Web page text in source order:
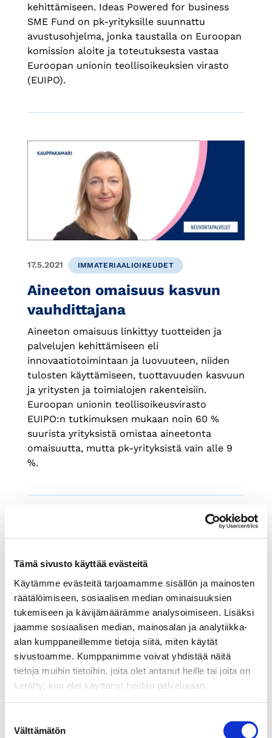
Tämä sivusto käyttää evästeitä
Käytämme evästeitä tarjoamamme sisällön ja mainosten
räätälöimiseen, sosiaalisen median ominaisuuksien
tukemiseen ja kävijämäärämme analysoimiseen. Lisäksi
jaamme sosiaalisen median, mainosalan ja analytiikka-
alan kumppaneillemme tietoja siitä, miten käytät
sivustoamme. Kumppanimme voivat yhdistää näitä
tietoja muihin tietoihin, joita olet antanut heille tai joita on
kerätty, kun olet käyttänyt heidän palvelujaan.
valinta
Välttämätön
kehittämiseen. Ideas Powered for business
SME Fund on pk-yrityksille suunnattu
avustusohjelma, jonka taustalla on Euroopan
komission aloite ja toteutuksesta vastaa
Euroopan unionin teollisoikeuksien virasto
(EUIPO).
17.5.2021 IMMATERIAALIOIKEUDET
Aineeton omaisuus kasvun
vauhdittajana
Aineeton omaisuus linkittyy tuotteiden ja
palvelujen kehittämiseen eli
innovaatiotoimintaan ja luovuuteen, niiden
tulosten käyttämiseen, tuottavuuden kasvuun
ja yritysten ja toimialojen rakenteisiin.
Euroopan unionin teollisoikeusvirasto
EUIPO:n tutkimuksen mukaan noin 60 %
suurista yrityksistä omistaa aineetonta
omaisuutta, mutta pk-yrityksistä vain alle 9
%.
Immateriaalioikeudet haltuun
EU:lta saa apua pk-yrityksille myös silloin,
kun suuntana on EU:n ulkopuoliset
markkinat.